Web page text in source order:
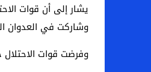
يشار إلى أن قوات
وشاركت في العدوان
وفرضت قوات